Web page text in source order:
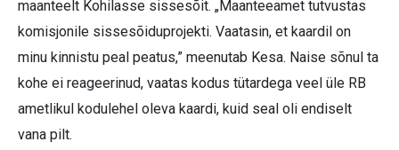
maanteelt Kohilasse sissesõit. „Maanteeamet tutvustas
komisjonile sissesõiduprojekti. Vaatasin, et kaardil on
minu kinnistu peal peatus,” meenutab Kesa. Naise sõnul ta
kohe ei reageerinud, vaatas kodus tütardega veel üle RB
ametlikul kodulehel oleva kaardi, kuid seal oli endiselt
vana pilt.